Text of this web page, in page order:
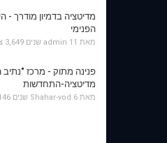
מדיטציה בדמיון מודרך -
הפנימי
מאת admin 11 שנים 3,649 צפיות
פנינה מתוק - מרכז
מדיטציה-התחדשות
מאת Shahar-vod 6 שנים 2,146